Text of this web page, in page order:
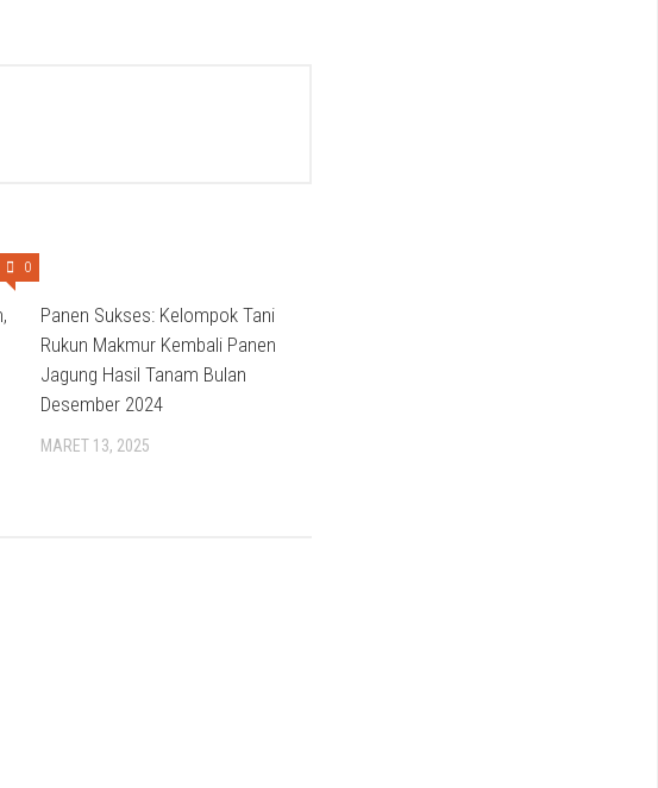
0
Panen Sukses: Kelompok Tani
Rukun Makmur Kembali Panen
Jagung Hasil Tanam Bulan
Desember 2024
MARET 13, 2025